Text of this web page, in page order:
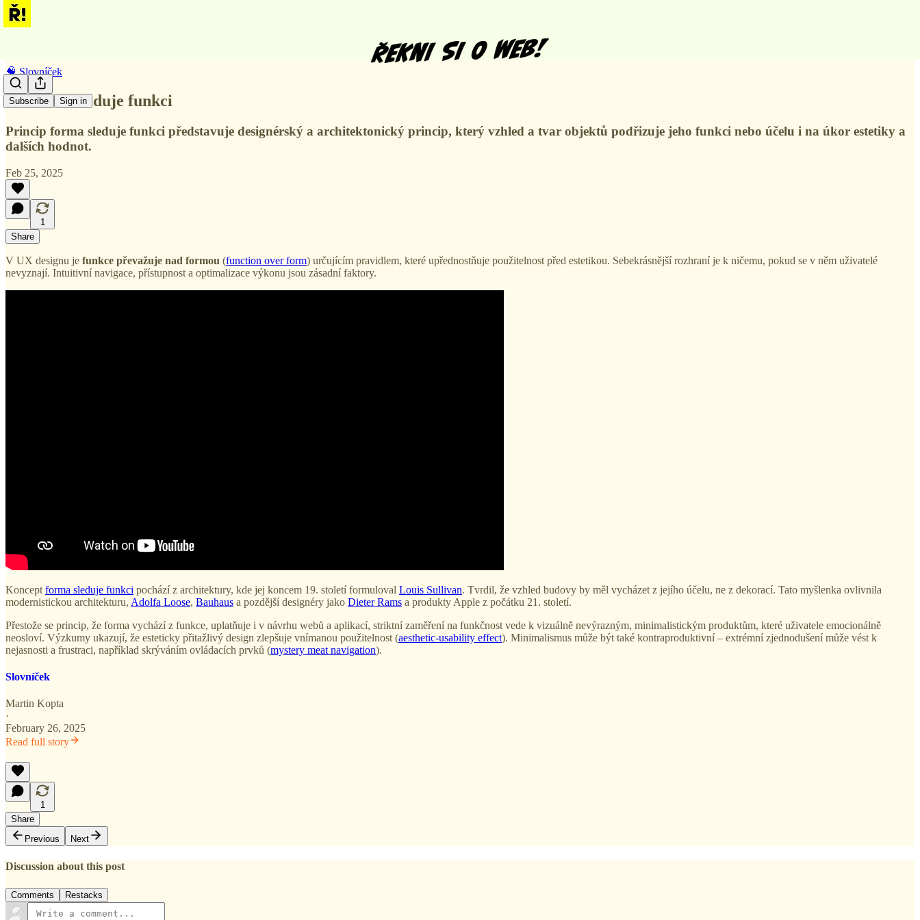
Subscribe Sign in
🧠 Slovníček
Forma následuje funkci
Princip forma sleduje funkci představuje designérský a architektonický princip, který vzhled a tvar objektů podřizuje jeho funkci nebo účelu i na úkor estetiky a
dalších hodnot.
Feb 25, 2025
1
Share
V UX designu je funkce převažuje nad formou (function over form) určujícím pravidlem, které upřednostňuje použitelnost před estetikou. Sebekrásnější rozhraní je k ničemu, pokud se v něm uživatelé
nevyznají. Intuitivní navigace, přístupnost a optimalizace výkonu jsou zásadní faktory.
Koncept forma sleduje funkci pochází z architektury, kde jej koncem 19. století formuloval Louis Sullivan. Tvrdil, že vzhled budovy by měl vycházet z jejího účelu, ne z dekorací. Tato myšlenka ovlivnila
modernistickou architekturu, Adolfa Loose, Bauhaus a pozdější designéry jako Dieter Rams a produkty Apple z počátku 21. století.
Přestože se princip, že forma vychází z funkce, uplatňuje i v návrhu webů a aplikací, striktní zaměření na funkčnost vede k vizuálně nevýrazným, minimalistickým produktům, které uživatele emocionálně
neosloví. Výzkumy ukazují, že esteticky přitažlivý design zlepšuje vnímanou použitelnost (aesthetic-usability effect). Minimalismus může být také kontraproduktivní – extrémní zjednodušení může vést k
nejasnosti a frustraci, například skrýváním ovládacích prvků (mystery meat navigation).
Slovníček
Martin Kopta
·
February 26, 2025
Read full story
1
Share
Previous
Next
Discussion about this post
Comments Restacks